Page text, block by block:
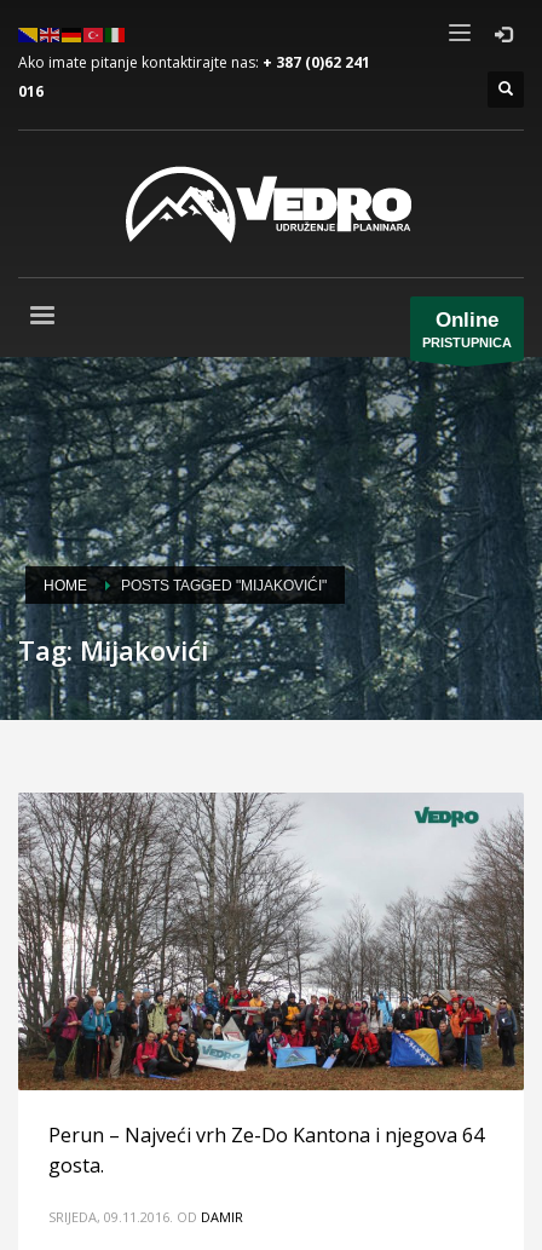
Ako imate pitanje kontaktirajte nas: + 387 (0)62 241
016
Online
PRISTUPNICA
HOME POSTS TAGGED "MIJAKOVIĆI"
Tag: Mijakovići
Perun – Najveći vrh Ze-Do Kantona i njegova 64
gosta.
SRIJEDA, 09.11.2016. OD DAMIR